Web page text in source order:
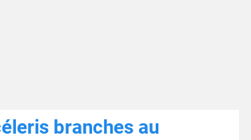
branches au